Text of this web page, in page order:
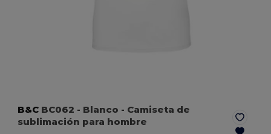
B&C BC062 - Blanco - Camiseta de
sublimación para hombre